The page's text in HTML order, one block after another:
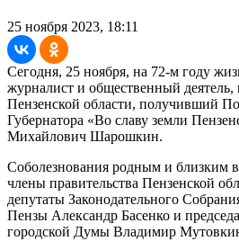
25 ноября 2023, 18:11
Сегодня, 25 ноября, на 72-м году
журналист и общественный деятель,
Пензенской области, получивший
Губернатора «Во славу земли
Михайлович Шарошкин.
Соболезнования родным и близким
члены правительства Пензенской
депутаты Законодательного
Пензы Александр Басенко и
городской Думы Владимир